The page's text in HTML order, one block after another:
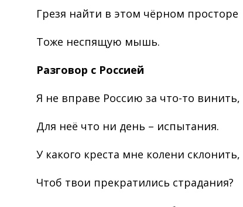
Грезя найти в этом чёрном просторе
Тоже неспящую мышь.
Разговор с Россией
Я не вправе Россию за что-то винить,
Для неё что ни день – испытания.
У какого креста мне колени склонить,
Чтоб твои прекратились страдания?